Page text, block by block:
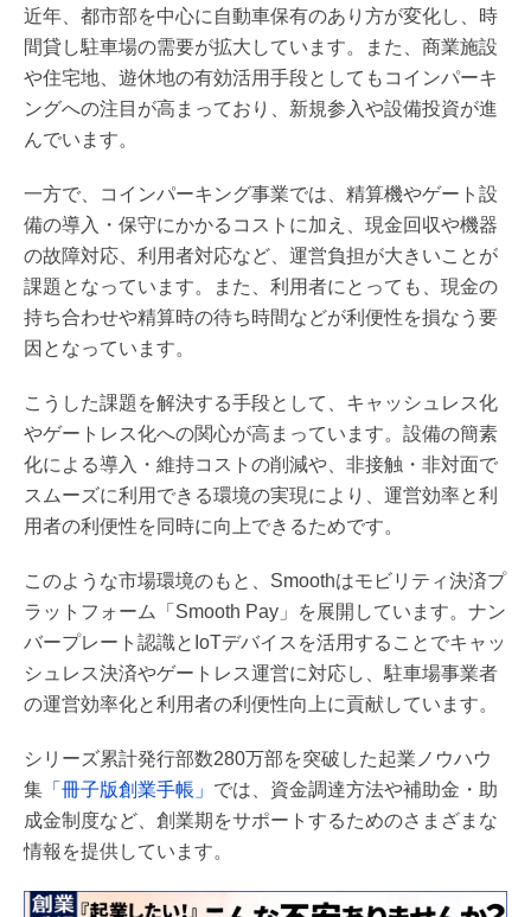
近年、都市部を中心に自動車保有のあり方が変化し、時
間貸し駐車場の需要が拡大しています。また、商業施設
や住宅地、遊休地の有効活用手段としてもコインパーキ
ングへの注目が高まっており、新規参入や設備投資が進
んでいます。
一方で、コインパーキング事業では、精算機やゲート設
備の導入・保守にかかるコストに加え、現金回収や機器
の故障対応、利用者対応など、運営負担が大きいことが
課題となっています。また、利用者にとっても、現金の
持ち合わせや精算時の待ち時間などが利便性を損なう要
因となっています。
こうした課題を解決する手段として、キャッシュレス化
やゲートレス化への関心が高まっています。設備の簡素
化による導入・維持コストの削減や、非接触・非対面で
スムーズに利用できる環境の実現により、運営効率と利
用者の利便性を同時に向上できるためです。
このような市場環境のもと、Smoothはモビリティ決済プ
ラットフォーム「Smooth Pay」を展開しています。ナン
バープレート認識とIoTデバイスを活用することでキャッ
シュレス決済やゲートレス運営に対応し、駐車場事業者
の運営効率化と利用者の利便性向上に貢献しています。
シリーズ累計発行部数280万部を突破した起業ノウハウ
集 「冊子版創業手帳」 では、資金調達方法や補助金・助
成金制度など、創業期をサポートするためのさまざまな
情報を提供しています。